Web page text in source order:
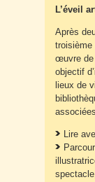
L’éveil
Après
troisième
œuvre de
objectif
lieux de
Lire